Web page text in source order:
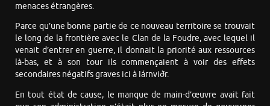
menaces étrangères.
Parce qu’une bonne partie de ce nouveau territoire se trouvait
le long de la frontière avec le Clan de la Foudre, avec lequel il
venait d’entrer en guerre, il donnait la priorité aux ressources
là-bas, et à son tour ils commençaient à voir des effets
secondaires négatifs graves ici à Iárnviðr.
En tout état de cause, le manque de main-d’œuvre avait fait